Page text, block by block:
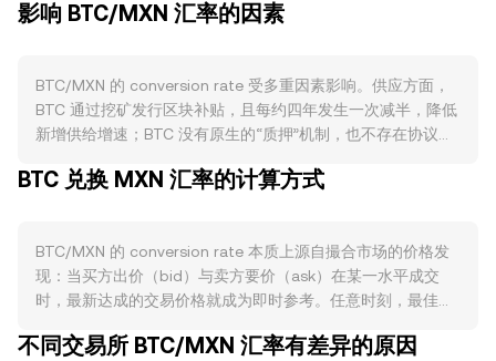
影响 BTC/MXN 汇率的因素
BTC/MXN 的 conversion rate 受多重因素影响。供应方面，
BTC 通过挖矿发行区块补贴，且每约四年发生一次减半，降低
新增供给增速；BTC 没有原生的“质押”机制，也不存在协议层
在事实层面减少可流通量。需求方面，BTC 的用途包括价值储
Ordinals 等带动的手续费周期性上升，往往反映参与度与偏好
变化，从而影响买卖意愿。宏观层面，BTC 对全球风险偏好高
度敏感：美债收益率、美元走向及流动性松紧常影响 BTC 的
conversion rate，例如墨西哥的利率政策、对外贸易与汇入汇
BTC 兑换 MXN 汇率的计算方式
BTC/MXN 的 conversion rate 本质上源自撮合市场的价格发
现：当买方出价（bid）与卖方要价（ask）在某一水平成交
时，最新达成的交易价格就成为即时参考。任意时刻，最佳买
为中间价（mid-price），常用于参考报价。在多家平台之
不同交易所 BTC/MXN 汇率有差异的原因